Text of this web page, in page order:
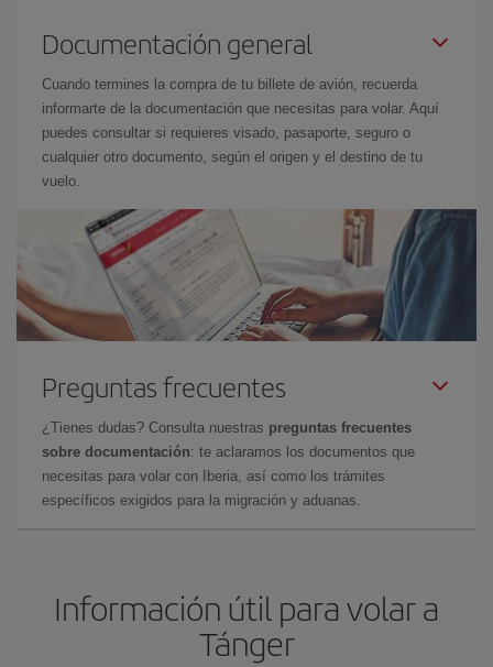
Documentación general
Cuando termines la compra de tu billete de avión, recuerda
informarte de la documentación que necesitas para volar. Aquí
puedes consultar si requieres visado, pasaporte, seguro o
cualquier otro documento, según el origen y el destino de tu
vuelo.
Preguntas frecuentes
¿Tienes dudas? Consulta nuestras preguntas frecuentes
sobre documentación: te aclaramos los documentos que
necesitas para volar con Iberia, así como los trámites
específicos exigidos para la migración y aduanas.
Información útil para volar a
Tánger